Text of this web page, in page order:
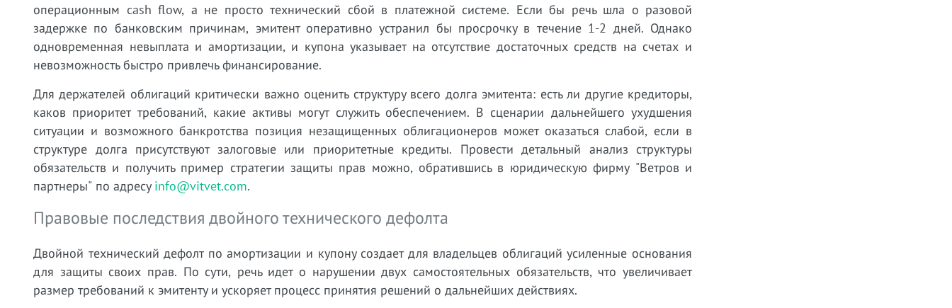
операционным cash flow, а не просто технический сбой в платежной системе. Если бы речь шла о разовой
задержке по банковским причинам, эмитент оперативно устранил бы просрочку в течение 1-2 дней. Однако
одновременная невыплата и амортизации, и купона указывает на отсутствие достаточных средств на счетах и
невозможность быстро привлечь финансирование.
Для держателей облигаций критически важно оценить структуру всего долга эмитента: есть ли другие кредиторы,
каков приоритет требований, какие активы могут служить обеспечением. В сценарии дальнейшего ухудшения
ситуации и возможного банкротства позиция незащищенных облигационеров может оказаться слабой, если в
структуре долга присутствуют залоговые или приоритетные кредиты. Провести детальный анализ структуры
обязательств и получить пример стратегии защиты прав можно, обратившись в юридическую фирму "Ветров и
партнеры" по адресу info@vitvet.com.
Правовые последствия двойного технического дефолта
Двойной технический дефолт по амортизации и купону создает для владельцев облигаций усиленные основания
для защиты своих прав. По сути, речь идет о нарушении двух самостоятельных обязательств, что увеличивает
размер требований к эмитенту и ускоряет процесс принятия решений о дальнейших действиях.